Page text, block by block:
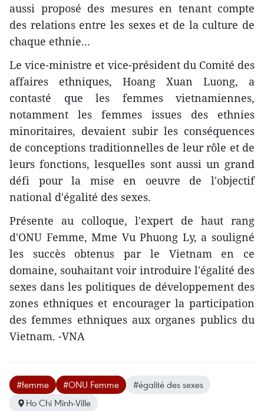
aussi proposé des mesures en tenant compte
des relations entre les sexes et de la culture de
chaque ethnie...
Le vice-ministre et vice-président du Comité des
affaires ethniques, Hoang Xuan Luong, a
contasté que les femmes vietnamiennes,
notamment les femmes issues des ethnies
minoritaires, devaient subir les ​conséquences
de conceptions traditionnelles de leur rôle et de
leurs fonctions, lesquelles sont aussi un grand
défi pour la mise en oeuvre de l'objectif
national d'égalité des sexes.
Présente au colloque, l'expert de haut rang
d'ONU Femme, Mme Vu Phuong Ly, a souligné
les succès obtenus par le Vietnam en ​ce
domaine, souhaitant voir introduire l'égalité des
sexes dans les politiques de développement des
zones ethniques et encourager la participation
des femmes ethniques aux organes publics ​du
Vietnam. -VNA
#femme #ONU Femme
#égalité des sexes
Ho Chi Minh-Ville